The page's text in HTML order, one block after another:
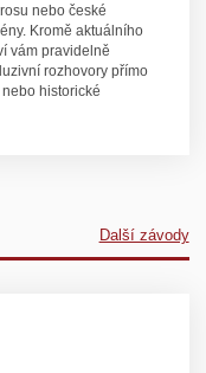
nebo české
Kromě aktuálního
vám pravidelně
rozhovory přímo
historické
Další závody